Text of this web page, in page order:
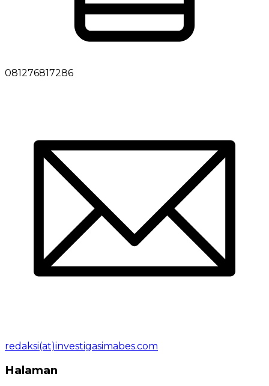
081276817286
redaksi(at)investigasimabes.com
Halaman